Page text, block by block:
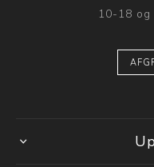
10-18